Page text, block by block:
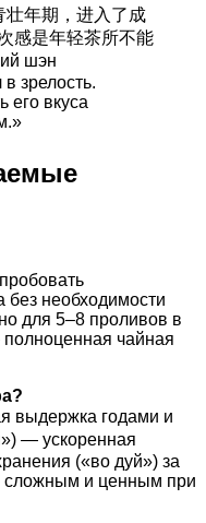
壮年期，进入了成
感是年轻茶所不能
шэн
зрелость.
его вкуса
необходимости
для 5–8 проливов в
чайная
выдержка годами и
— ускоренная
(«во дуй») за
сложным и ценным при